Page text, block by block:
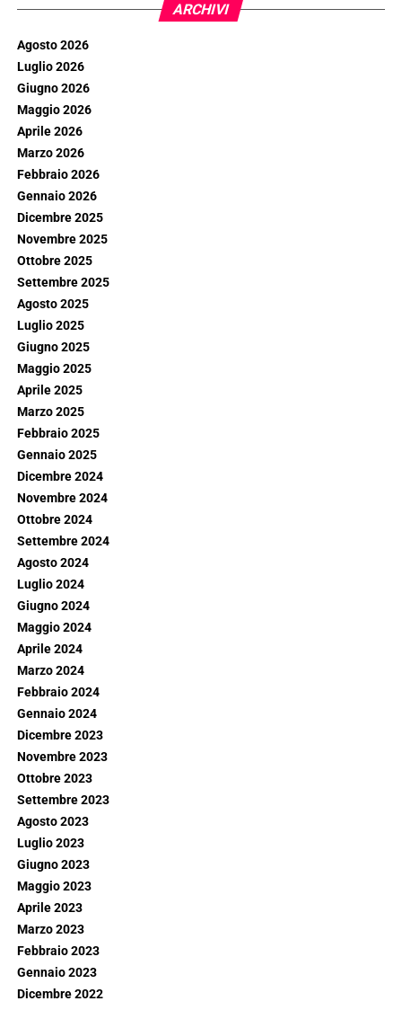
ARCHIVI
Agosto 2026
Luglio 2026
Giugno 2026
Maggio 2026
Aprile 2026
Marzo 2026
Febbraio 2026
Gennaio 2026
Dicembre 2025
Novembre 2025
Ottobre 2025
Settembre 2025
Agosto 2025
Luglio 2025
Giugno 2025
Maggio 2025
Aprile 2025
Marzo 2025
Febbraio 2025
Gennaio 2025
Dicembre 2024
Novembre 2024
Ottobre 2024
Settembre 2024
Agosto 2024
Luglio 2024
Giugno 2024
Maggio 2024
Aprile 2024
Marzo 2024
Febbraio 2024
Gennaio 2024
Dicembre 2023
Novembre 2023
Ottobre 2023
Settembre 2023
Agosto 2023
Luglio 2023
Giugno 2023
Maggio 2023
Aprile 2023
Marzo 2023
Febbraio 2023
Gennaio 2023
Dicembre 2022